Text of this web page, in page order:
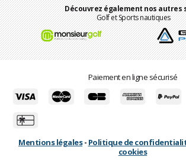
Découvrez également nos autres
Golf et Sports nautiques
Paiement en ligne sécurisé
Mentions légales- Politique de
cookies